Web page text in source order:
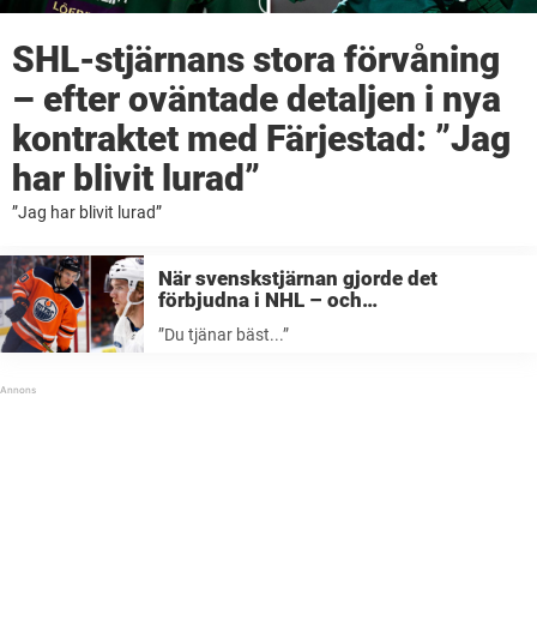
SHL-stjärnans stora förvåning
– efter oväntade detaljen i nya
kontraktet med Färjestad: ”Jag
har blivit lurad”
”Jag har blivit lurad”
När svenskstjärnan gjorde det
förbjudna i NHL – och
”Du tjänar bäst…”
”Du tjänar bäst...”